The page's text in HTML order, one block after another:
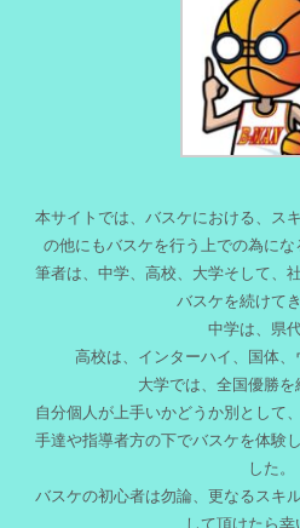
本サイトでは、バスケにおける、ス
の他にもバスケを行う上での為にな
筆者は、中学、高校、大学そして、
バスケを続けて
中学は、県代
高校は、インターハイ、国体、
大学では、全国優勝を
自分個人が上手いかどうか別として
手達や指導者方の下でバスケを体験
した。
バスケの初心者は勿論、更なるスキ
して頂けたら幸